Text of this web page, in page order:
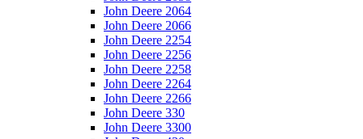
John Deere 2064
John Deere 2066
John Deere 2254
John Deere 2256
John Deere 2258
John Deere 2264
John Deere 2266
John Deere 330
John Deere 3300